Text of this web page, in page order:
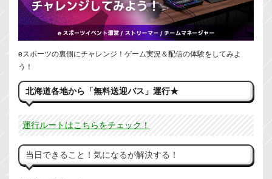
eスポーツの裏側にチャレンジ！ゲーム実況＆配信の体験をしてみよ
う！
北海道各地から「無料送迎バス」運行★
運行ルートはこちらをチェック！
当日できること！気になるが解決する！